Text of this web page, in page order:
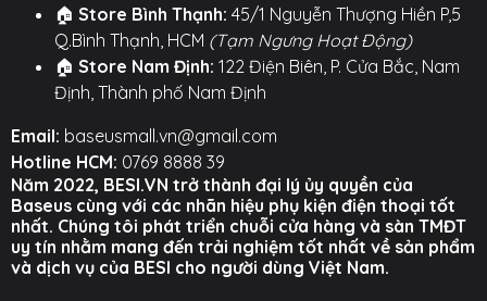
📐 Thiết Kế Giá Đỡ Linh Hoạt: Mặt sạc nam châm có
thể nâng lên và điều chỉnh góc độ, biến thiết bị thành
một chiếc giá đỡ điện thoại tiện lợi. Hoàn hảo để xem
phim, gọi video hay theo dõi thông báo trong khi sạc.
🧲 Hít Nam Châm Mạnh Mẽ: Lực hút từ tính mạnh mẽ
sẽ tự động canh chỉnh và hít chặt vào đúng vị trí, đảm
bảo sạc không dây hiệu quả và an toàn.
⚙️ TÍNH NĂNG NỔI BẬT ⚙️
○ Thiết kế 2 trong 1: Sạc đồng thời điện thoại và tai
🏠 Store Bình Thạnh: 45/1 Nguyễn Thượng Hiền P,5
Q.Bình Thạnh, HCM (Tạm Ngưng Hoạt Động)
🏠 Store Nam Định: 122 Điện Biên, P. Cửa Bắc, Nam
Định, Thành phố Nam Định
Email: baseusmall.vn@gmail.com
Hotline HCM: 0769 8888 39
Năm 2022, BESI.VN trở thành đại lý ủy quyền của
Baseus cùng với các nhãn hiệu phụ kiện điện thoại tốt
nhất. Chúng tôi phát triển chuỗi cửa hàng và sàn TMĐT
uy tín nhằm mang đến trải nghiệm tốt nhất về sản phẩm
và dịch vụ của BESI cho người dùng Việt Nam.